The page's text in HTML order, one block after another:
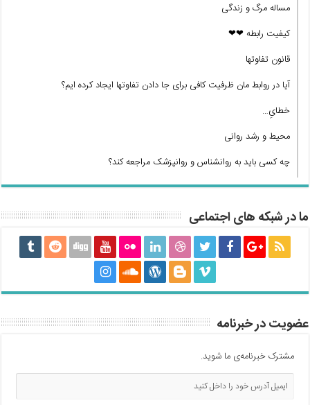
مساله مرگ و زندگی
کیفیت رابطه ❤❤
قانون تفاوتها
آیا در روابط مان ظرفیت کافی برای جا دادن تفاوتها ایجاد کرده ایم؟
خطایِ…
محیط و رشد روانی
چه کسی باید به روانشناس و روانپزشک مراجعه کند؟
ما در شبکه های اجتماعی
عضویت در خبرنامه
مشترک خبرنامه‌ی ما شوید.